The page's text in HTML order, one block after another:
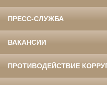
ПРЕСС-СЛУЖБА
ВАКАНСИИ
ПРОТИВОДЕЙСТВИЕ